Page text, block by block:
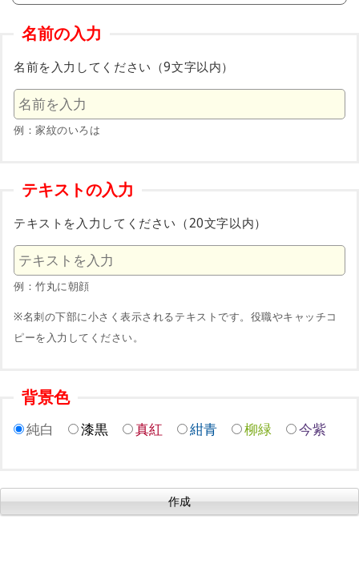
名前の入力
名前を入力してください（9文字以内）
例：家紋のいろは
テキストの入力
テキストを入力してください（20文字以内）
例：竹丸に朝顔
※名刺の下部に小さく表示されるテキストです。役職やキャッチコ
ピーを入力してください。
背景色
純白 漆黒 真紅 紺青 柳緑 今紫